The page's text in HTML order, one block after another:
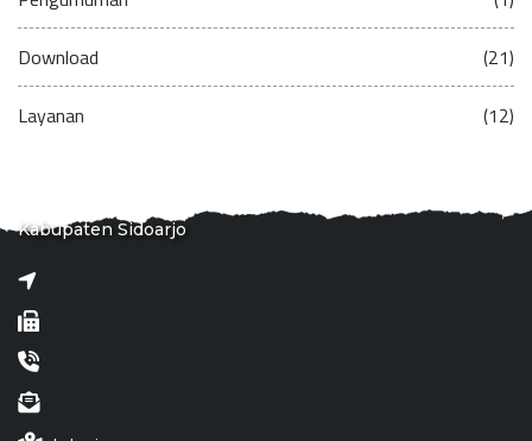
Download (21)
Layanan (12)
Kabupaten Sidoarjo